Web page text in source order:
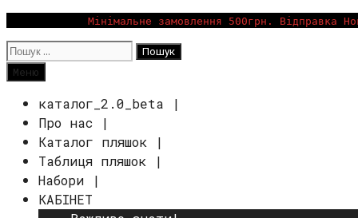
до
вмісту
Мінімальне замовлення 500грн. Відправка
Пошук:
Пошук
Меню
каталог_2.0_beta |
Про нас |
Каталог пляшок |
Таблиця пляшок |
Набори |
КАБІНЕТ